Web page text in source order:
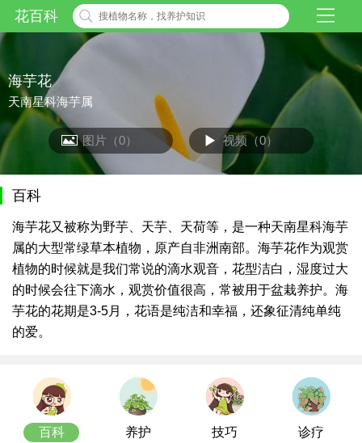
花百科
海芋花
天南星科海芋属
图片（0） 视频（0）
百科
海芋花又被称为野芋、天芋、天荷等，是一种天南星科海芋
属的大型常绿草本植物，原产自非洲南部。海芋花作为观赏
植物的时候就是我们常说的滴水观音，花型洁白，湿度过大
的时候会往下滴水，观赏价值很高，常被用于盆栽养护。海
芋花的花期是3-5月，花语是纯洁和幸福，还象征清纯单纯
的爱。
百科 养护 技巧 诊疗